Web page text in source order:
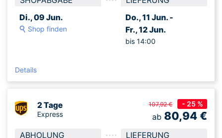
Di., 09 Jun.
Shop finden
Do., 11 Jun. -
Fr., 12 Jun.
bis 14:00
Details
2 Tage
Express
ABHOLUNG
LIEFERUNG
107,92 € - 25 %
ab 80,94€